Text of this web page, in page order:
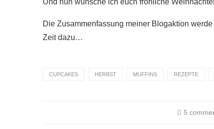
Und nun wünsche ich euch fröhliche
Die Zusammenfassung meiner Blogaktion
Zeit dazu…
CUPCAKES HERBST MUFFINS REZEPTE
5